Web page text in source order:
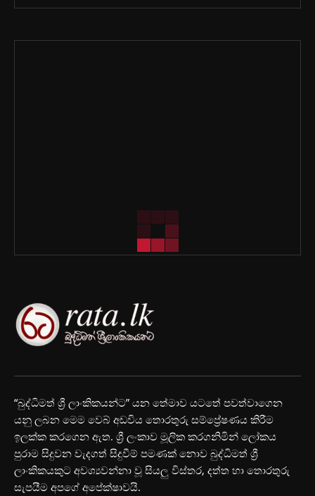
“බුද්ධිමත් ශ්‍රී ලාංකිකයන්ට” යන තේමාව යටතේ පවත්වාගෙන
යනු ලබන මෙම වෙබ් අඩවිය තොරතුරු සම්ප්‍රේෂණය කිරීම
ඉලක්ක කරගෙන ඇත. ශ්‍රී ලංකාව මූලික කරගනිමින් ලෝකය
පුරාම සිදුවන වැදගත් සිදුවීම් පමණක් නොව බුද්ධිමත් ශ්‍රී
ලාංකිකයකුට අවශ්‍යවන්නා වූ සියලු විස්තර, දත්ත හා තොරතුරු
සැපයීම අපගේ අපේක්ෂාවයි.